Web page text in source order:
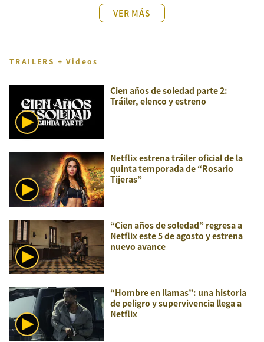
VER MÁS
TRAILERS + Videos
Cien años de soledad parte 2:
Tráiler, elenco y estreno
Netflix estrena tráiler oficial de la
quinta temporada de “Rosario
Tijeras”
“Cien años de soledad” regresa a
Netflix este 5 de agosto y estrena
nuevo avance
“Hombre en llamas”: una historia
de peligro y supervivencia llega a
Netflix